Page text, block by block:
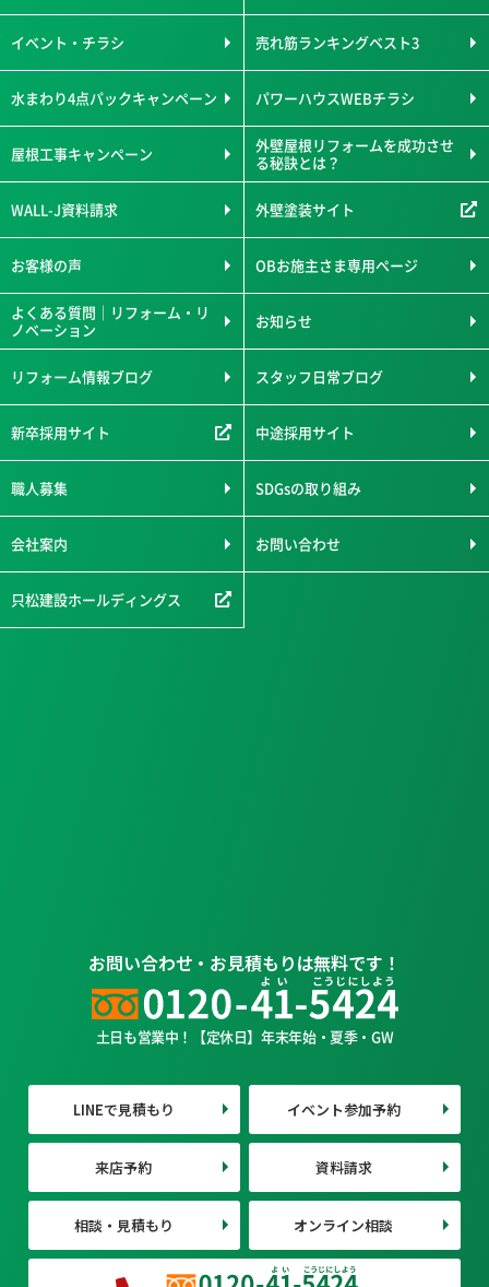
イベント・チラシ 売れ筋ランキングベスト3
水まわり4点パックキャンペーン パワーハウスWEBチラシ
屋根工事キャンペーン
外壁屋根リフォームを成功させ
る秘訣とは？
WALL-J資料請求 外壁塗装サイト
お客様の声 OBお施主さま専用ページ
よくある質問｜リフォーム・リ
ノベーション
お知らせ
リフォーム情報ブログ スタッフ日常ブログ
新卒採用サイト 中途採用サイト
職人募集 SDGsの取り組み
会社案内 お問い合わせ
只松建設ホールディングス
お問い合わせ・お見積もりは無料です！
土日も営業中！【定休日】年末年始・夏季・GW
LINEで見積もり イベント参加予約
来店予約 資料請求
相談・見積もり オンライン相談